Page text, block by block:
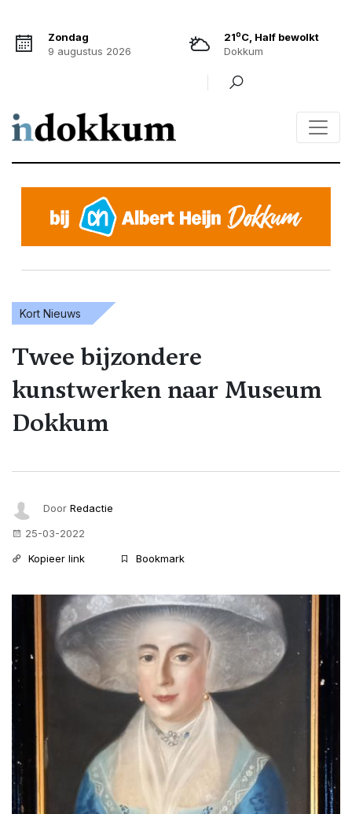
Zondag
9 augustus 2026
21oC, Half bewolkt
Dokkum
Kort Nieuws
Twee bijzondere
kunstwerken naar Museum
Dokkum
Door Redactie
25-03-2022
Kopieer link
Bookmark